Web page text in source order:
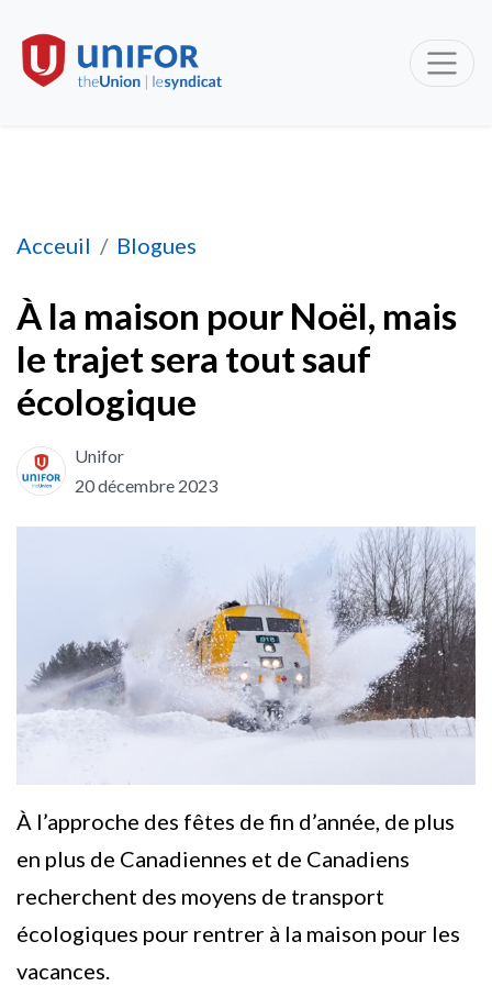
Acceuil Blogues
À la maison pour Noël, mais le trajet sera
À la maison pour Noël, mais
le trajet sera tout sauf
écologique
Unifor
20 décembre 2023
À l’approche des fêtes de fin d’année, de plus
en plus de Canadiennes et de Canadiens
recherchent des moyens de transport
écologiques pour rentrer à la maison pour les
vacances.